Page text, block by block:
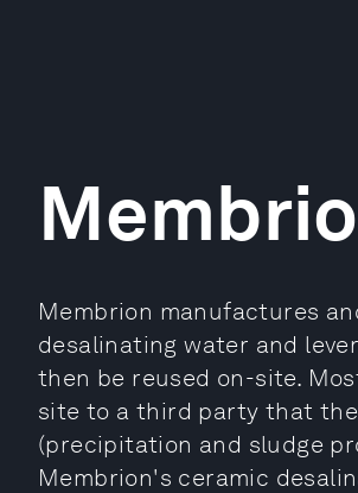
Membrion manufactures
desalinating water and
then be reused on-site.
site to a third party that
(precipitation and sludge
Membrion's ceramic